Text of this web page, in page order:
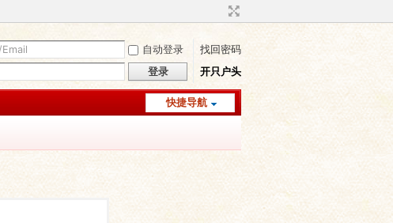
自动登录
找回密码
登录 开只户头
快捷导航